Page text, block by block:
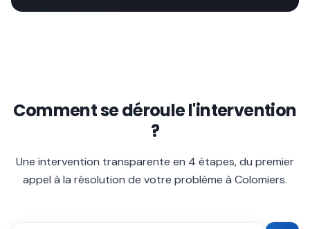
Comment se déroule l'intervention
?
Une intervention transparente en 4 étapes, du premier
appel à la résolution de votre problème à Colomiers.